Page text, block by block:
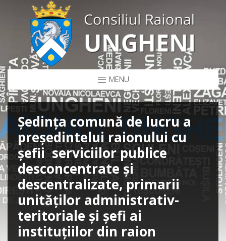
MENU
Ședința comună de lucru a
președintelui raionului cu
şefii serviciilor publice
desconcentrate și
descentralizate, primarii
unităților administrativ-
teritoriale și șefi ai
instituțiilor din raion